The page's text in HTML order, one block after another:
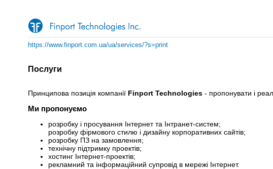
https://www.finport.com.ua/ua/services/?s=print
Послуги
Принципова позиція компанії Finport Technologies - пропонувати і
Ми пропонуємо
розробку і просування Інтернет та Інтранет-систем;
розробку фірмового стилю і дизайну корпоративних сайтів;
розробку ПЗ на замовлення;
технічну підтримку проектів;
хостинг Інтернет-проектів;
рекламний та інформаційний супровід в мережі Інтернет.